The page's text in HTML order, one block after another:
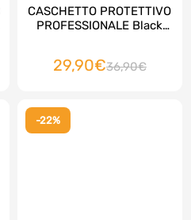
CASCHETTO PROTETTIVO
PROFESSIONALE Black
29,90€36,90€
-22%